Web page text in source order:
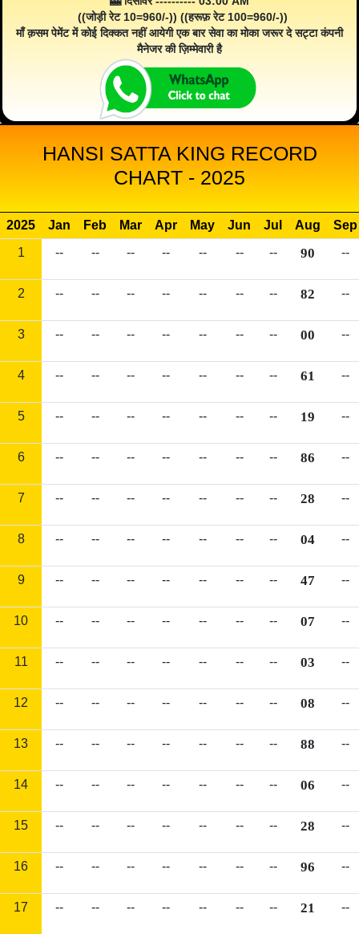
((जोड़ी रेट 10=960/-)) ((हरूफ़ रेट 100=960/-))
माँ क़सम पेमेंट में कोई दिक्कत नहीं आयेगी एक बार सेवा का मोका जरूर दे सट्टा कंपनी
मैनेजर की ज़िम्मेवारी है
HANSI SATTA KING RECORD
CHART - 2025
2025 Jan Feb Mar Apr May Jun Jul Aug
Sep
1
-- -- -- -- -- -- -- 90 --
2 -- -- -- -- -- -- -- 82 --
3 -- -- -- -- -- -- -- 00 --
4 -- -- -- -- -- -- -- 61 --
5 -- -- -- -- -- -- -- 19 --
6 -- -- -- -- -- -- -- 86 --
7 -- -- -- -- -- -- -- 28 --
8 -- -- -- -- -- -- -- 04 --
9 -- -- -- -- -- -- -- 47 --
10 -- -- -- -- -- -- -- 07 --
11 -- -- -- -- -- -- -- 03 --
12 -- -- -- -- -- -- -- 08 --
13 -- -- -- -- -- -- -- 88 --
14 -- -- -- -- -- -- -- 06 --
15 -- -- -- -- -- -- -- 28 --
16 -- -- -- -- -- -- -- 96 --
17 -- -- -- -- -- -- -- 21 --